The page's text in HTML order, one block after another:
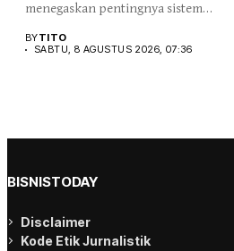
menegaskan pentingnya sistem
BYTITO
SABTU, 8 AGUSTUS 2026, 07:36
BISNISTODAY
Disclaimer
Kode Etik Jurnalistik